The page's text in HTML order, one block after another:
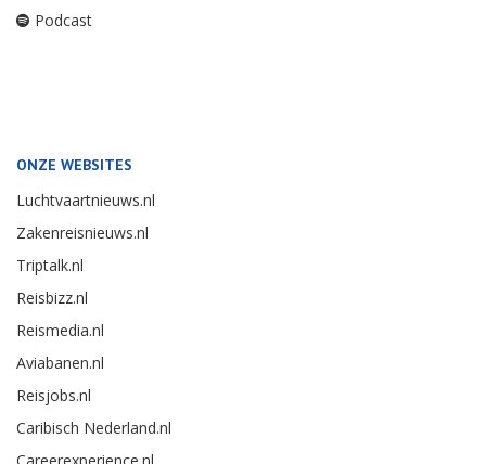
Podcast
ONZE WEBSITES
Luchtvaartnieuws.nl
Zakenreisnieuws.nl
Triptalk.nl
Reisbizz.nl
Reismedia.nl
Aviabanen.nl
Reisjobs.nl
Caribisch Nederland.nl